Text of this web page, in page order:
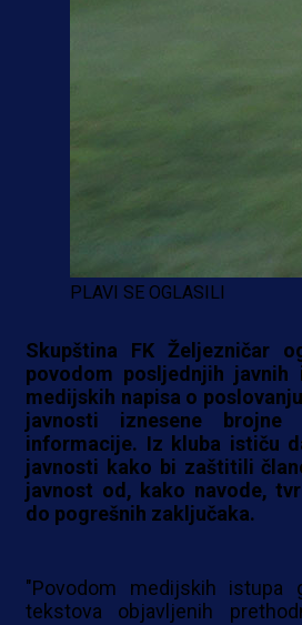
PLAVI SE OGLASILI
Skupština FK Željezničar
povodom posljednjih
medijskih napisa o
javnosti iznesene brojne
informacije. Iz kluba ističu
javnosti kako bi zaštitili
javnost od, kako navode,
do pogrešnih zaključaka.
"Povodom medijskih istupa
tekstova objavljenih